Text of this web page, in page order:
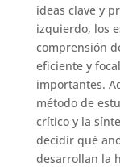
ideas clave y
izquierdo, los
comprensión
eficiente y
importantes.
método de
crítico y la
decidir qué
desarrollan la